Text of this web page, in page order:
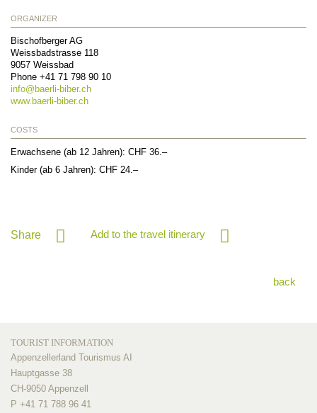
ORGANIZER
Bischofberger AG
Weissbadstrasse 118
9057 Weissbad
Phone +41 71 798 90 10
info@ baerli-biber.ch
www.baerli-biber.ch
COSTS
Erwachsene (ab 12 Jahren): CHF 36.–
Kinder (ab 6 Jahren): CHF 24.–
Share Add to the travel itinerary
back
TOURIST INFORMATION
Appenzellerland Tourismus AI
Hauptgasse 38
CH-9050 Appenzell
P +41 71 788 96 41